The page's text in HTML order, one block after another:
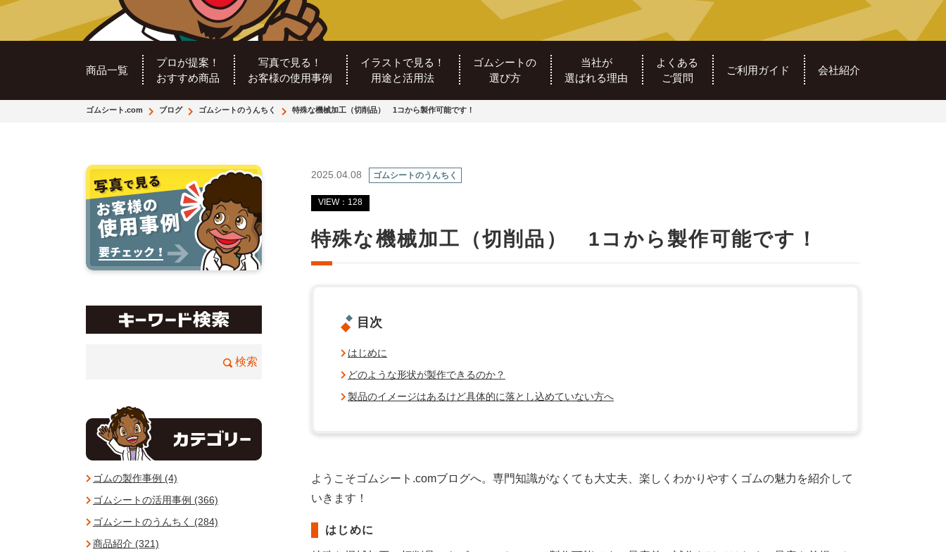
商品一覧
プロが提案！
おすすめ商品
写真で見る！
お客様の使用事例
イラストで見る！
用途と活用法
ゴムシートの
選び方
当社が
選ばれる理由
よくある
ご質問
ご利用ガイド 会社紹介
ゴムシート.com ブログ ゴムシートのうんちく 特殊な機械加工（切削品） 1コから製作可能です！
2025.04.08 ゴムシートのうんちく
VIEW：128
特殊な機械加工（切削品） 1コから製作可能です！
目次
はじめに
どのような形状が製作できるのか？
製品のイメージはあるけど具体的に落とし込めていない方へ
ようこそゴムシート.comブログへ。専門知識がなくても大丈夫、楽しくわかりやすくゴムの魅力を紹介して
いきます！
はじめに
ゴムの製作事例 (4)
ゴムシートの活用事例 (366)
ゴムシートのうんちく (284)
商品紹介 (321)